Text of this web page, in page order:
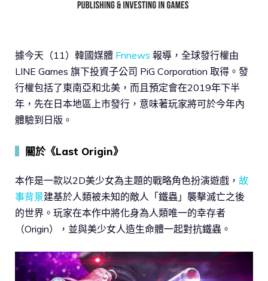
據今天（11）韓國媒體 Fnnews 報導，全球發行權由
LINE Games 旗下投資子公司 PiG Corporation 取得。發
行權包括了東南亞和北美，而且預定會在2019年下半
年，先在日本地區上市發行，意味著玩家將可於今年內
體驗到日版。
關於《Last Origin》
本作是一款以2D美少女為主題的戰略角色扮演遊戲， 故
事背景建基於人類被未知的敵人「鐵蟲」襲擊滅亡之後
的世界。玩家在本作中將化身為人類唯一的幸存者
（Origin），並與美少女人造生命體一起對抗鐵蟲。